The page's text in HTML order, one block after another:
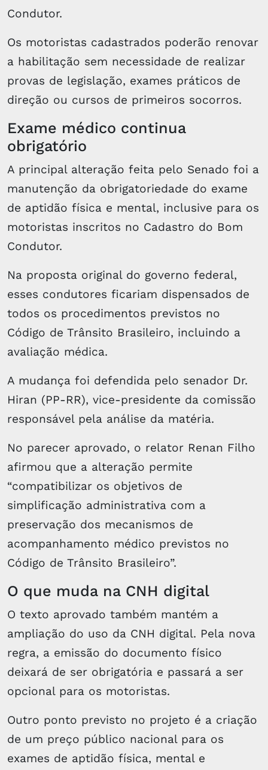
Condutor.
Os motoristas cadastrados poderão renovar
a habilitação sem necessidade de realizar
provas de legislação, exames práticos de
direção ou cursos de primeiros socorros.
Exame médico continua
obrigatório
A principal alteração feita pelo Senado foi a
manutenção da obrigatoriedade do exame
de aptidão física e mental, inclusive para os
motoristas inscritos no Cadastro do Bom
Condutor.
Na proposta original do governo federal,
esses condutores ficariam dispensados de
todos os procedimentos previstos no
Código de Trânsito Brasileiro, incluindo a
avaliação médica.
A mudança foi defendida pelo senador Dr.
Hiran (PP-RR), vice-presidente da comissão
responsável pela análise da matéria.
No parecer aprovado, o relator Renan Filho
afirmou que a alteração permite
“compatibilizar os objetivos de
simplificação administrativa com a
preservação dos mecanismos de
acompanhamento médico previstos no
Código de Trânsito Brasileiro”.
O que muda na CNH digital
O texto aprovado também mantém a
ampliação do uso da CNH digital. Pela nova
regra, a emissão do documento físico
deixará de ser obrigatória e passará a ser
opcional para os motoristas.
Outro ponto previsto no projeto é a criação
de um preço público nacional para os
exames de aptidão física, mental e